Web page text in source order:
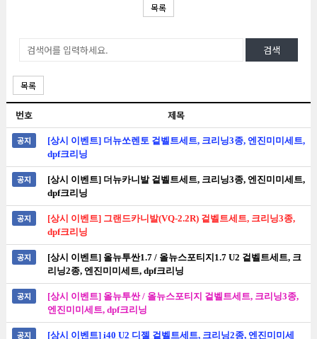
목록
검색
목록
번호 제목
공지
[상시 이벤트] 더뉴쏘렌토 겉벨트세트, 크리닝3종, 엔진미미세트,
dpf크리닝
공지
[상시 이벤트] 더뉴카니발 겉벨트세트, 크리닝3종, 엔진미미세트,
dpf크리닝
공지
[상시 이벤트] 그랜드카니발(VQ-2.2R) 겉벨트세트, 크리닝3종,
dpf크리닝
공지
[상시 이벤트] 올뉴투싼1.7 / 올뉴스포티지1.7 U2 겉벨트세트, 크
리닝2종, 엔진미미세트, dpf크리닝
공지
[상시 이벤트] 올뉴투싼 / 올뉴스포티지 겉벨트세트, 크리닝3종,
엔진미미세트, dpf크리닝
공지
[상시 이벤트] i40 U2 디젤 겉벨트세트, 크리닝2종, 엔진미미세